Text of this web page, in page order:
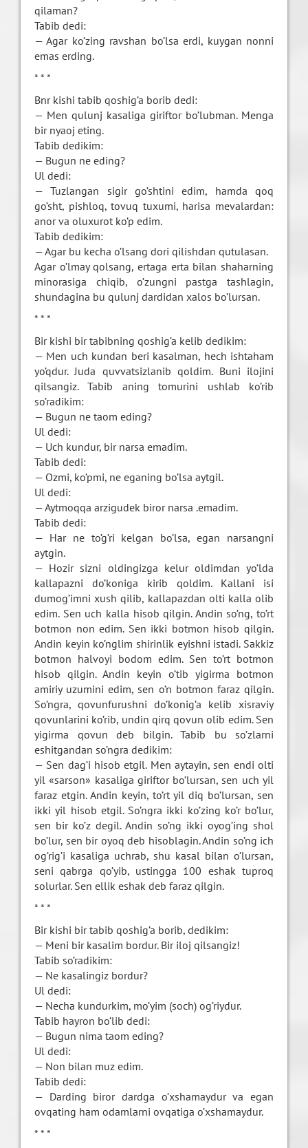
qilaman?
Tabib dedi:
— Agar ko’zing ravshan bo’lsa erdi, kuygan nonni
emas erding.
* * *
Bnr kishi tabib qoshig’a borib dedi:
— Men qulunj kasaliga giriftor bo’lubman. Menga
bir nyaoj eting.
Tabib dedikim:
— Bugun ne eding?
Ul dedi:
— Tuzlangan sigir go’shtini edim, hamda qoq
go’sht, pishloq, tovuq tuxumi, harisa mevalardan:
anor va oluxurot ko’p edim.
Tabib dedikim:
— Agar bu kecha o’lsang dori qilishdan qutulasan.
Agar o’lmay qolsang, ertaga erta bilan shaharning
minorasiga chiqib, o’zungni pastga tashlagin,
shundagina bu qulunj dardidan xalos bo’lursan.
* * *
Bir kishi bir tabibning qoshig’a kelib dedikim:
— Men uch kundan beri kasalman, hech ishtaham
yo’qdur. Juda quvvatsizlanib qoldim. Buni ilojini
qilsangiz. Tabib aning tomurini ushlab ko’rib
so’radikim:
— Bugun ne taom eding?
Ul dedi:
— Uch kundur, bir narsa emadim.
Tabib dedi:
— Ozmi, ko’pmi, ne eganing bo’lsa aytgil.
Ul dedi:
— Aytmoqqa arzigudek biror narsa .emadim.
Tabib dedi:
— Har ne to’g’ri kelgan bo’lsa, egan narsangni
aytgin.
— Hozir sizni oldingizga kelur oldimdan yo’lda
kallapazni do’koniga kirib qoldim. Kallani isi
dumog’imni xush qilib, kallapazdan olti kalla olib
edim. Sen uch kalla hisob qilgin. Andin so’ng, to’rt
botmon non edim. Sen ikki botmon hisob qilgin.
Andin keyin ko’nglim shirinlik eyishni istadi. Sakkiz
botmon halvoyi bodom edim. Sen to’rt botmon
hisob qilgin. Andin keyin o’tib yigirma botmon
amiriy uzumini edim, sen o’n botmon faraz qilgin.
So’ngra, qovunfurushni do’konig’a kelib xisraviy
qovunlarini ko’rib, undin qirq qovun olib edim. Sen
yigirma qovun deb bilgin. Tabib bu so’zlarni
eshitgandan so’ngra dedikim:
— Sen dag’i hisob etgil. Men aytayin, sen endi olti
yil «sarson» kasaliga giriftor bo’lursan, sen uch yil
faraz etgin. Andin keyin, to’rt yil diq bo’lursan, sen
ikki yil hisob etgil. So’ngra ikki ko’zing ko’r bo’lur,
sen bir ko’z degil. Andin so’ng ikki oyog’ing shol
bo’lur, sen bir oyoq deb hisoblagin. Andin so’ng ich
og’rig’i kasaliga uchrab, shu kasal bilan o’lursan,
seni qabrga qo’yib, ustingga 100 eshak tuproq
solurlar. Sen ellik eshak deb faraz qilgin.
* * *
Bir kishi bir tabib qoshig’a borib, dedikim:
— Meni bir kasalim bordur. Bir iloj qilsangiz!
Tabib so’radikim:
— Ne kasalingiz bordur?
Ul dedi:
— Necha kundurkim, mo’yim (soch) og’riydur.
Tabib hayron bo’lib dedi:
— Bugun nima taom eding?
Ul dedi:
— Non bilan muz edim.
Tabib dedi:
— Darding biror dardga o’xshamaydur va egan
ovqating ham odamlarni ovqatiga o’xshamaydur.
* * *